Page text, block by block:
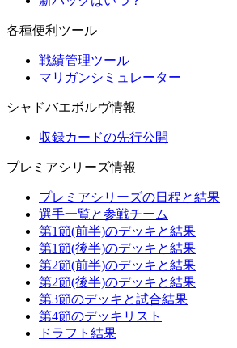
各種便利ツール
戦績管理ツール
マリガンシミュレーター
シャドバエボルヴ情報
収録カードの先行公開
プレミアシリーズ情報
プレミアシリーズの日程と結果
選手一覧と参戦チーム
第1節(前半)のデッキと結果
第1節(後半)のデッキと結果
第2節(前半)のデッキと結果
第2節(後半)のデッキと結果
第3節のデッキと試合結果
第4節のデッキリスト
ドラフト結果